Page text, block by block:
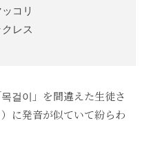
コリ
レス
걸이」を間違えた生徒さ
に発音が似ていて紛らわ